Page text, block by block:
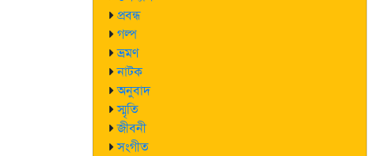
প্রবন্ধ
গল্প
ভ্রমণ
নাটক
অনুবাদ
স্মৃতি
জীবনী
সংগীত